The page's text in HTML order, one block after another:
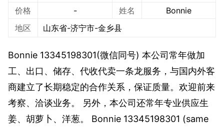
价格
- 姓名
Bonnie
地区
山东省-济宁市-金乡县
Bonnie 13345198301(微信同号) 本公司常年做加
工、出口、储存、代收代卖一条龙服务，与国内外客
商建立了长期稳定的合作关系，保证质量。欢迎前来
考察、洽谈业务。 另外，本公司还常年专业供应生
姜、胡萝卜、洋葱。 Bonnie 13345198301 (same